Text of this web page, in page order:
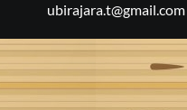
ubirajara.t@gmail.com